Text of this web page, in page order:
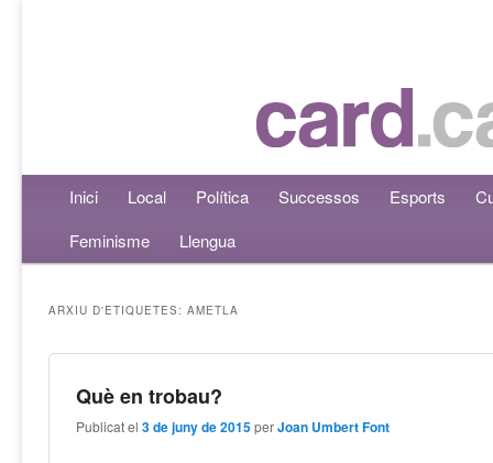
Menú principalAneu al contingut principal
Aneu al contingut secundari
Inici Local Política Successos Esports
Feminisme
Llengua
ARXIU D'ETIQUETES:AMETLA
Què en trobau?
Publicat el3 de juny de 2015 perJoan Umbert Font